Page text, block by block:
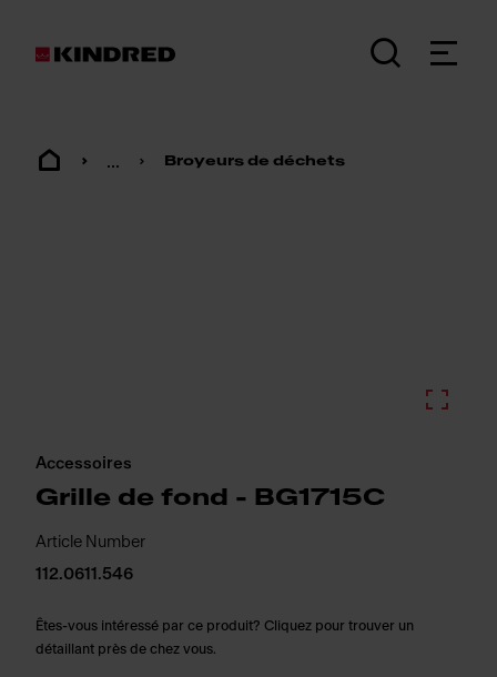
... Broyeurs de déchets
Accessoires
Grille de fond - BG1715C
Article Number
112.0611.546
Êtes-vous intéressé par ce produit? Cliquez pour trouver un
détaillant près de chez vous.